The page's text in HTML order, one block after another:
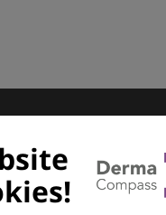
in der